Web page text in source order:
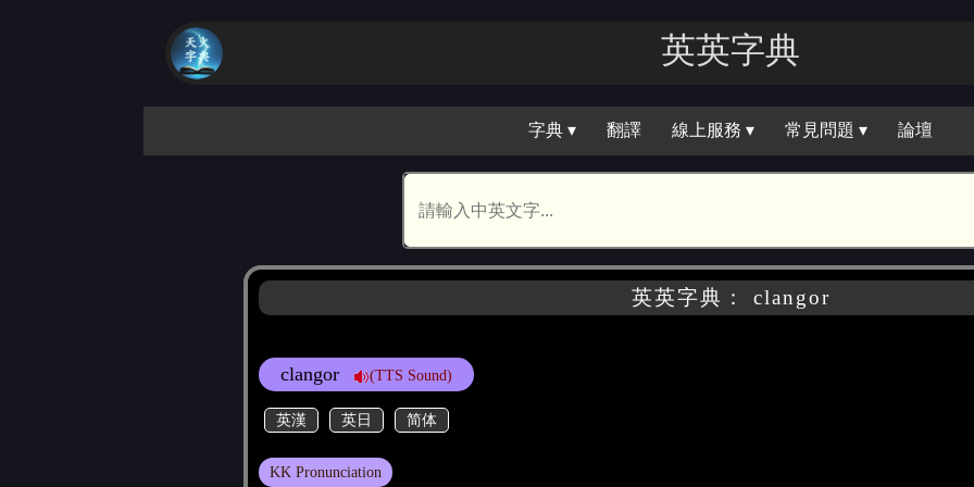
英英字典
字典 ▾ 翻譯 線上服務 ▾ 常見問題 ▾ 論壇
英英字典： clangor
clangor (TTS Sound)
英漢 英日 简体
KK Pronunciation